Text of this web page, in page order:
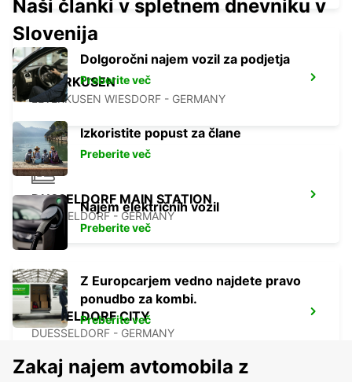
LEVERKUSEN
LEVERKUSEN WIESDORF - GERMANY
DUSSELDORF MAIN STATION
DUESSELDORF - GERMANY
DUSSELDORF CITY
DUESSELDORF - GERMANY
Naši članki v spletnem dnevniku v
Slovenija
Dolgoročni najem vozil za podjetja
Preberite več
Izkoristite popust za člane
Preberite več
Najem električnih vozil
Preberite več
Z Europcarjem vedno najdete pravo
ponudbo za kombi.
Preberite več
Zakaj najem avtomobila z